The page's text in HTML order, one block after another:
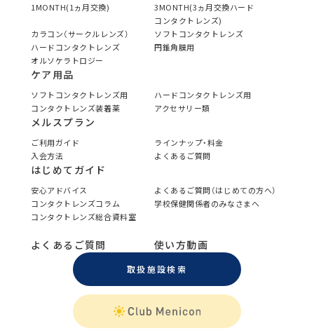
1MONTH(1ヵ月交換)
3MONTH(3ヵ月交換ハード
コンタクトレンズ)
カラコン（サークルレンズ）
ソフトコンタクトレンズ
ハードコンタクトレンズ
円錐角膜用
オルソケラトロジー
ケア用品
ソフトコンタクトレンズ用
ハードコンタクトレンズ用
コンタクトレンズ装着薬
アクセサリー類
メルスプラン
ご利用ガイド
ラインナップ・料金
入会方法
よくあるご質問
はじめてガイド
安心アドバイス
よくあるご質問（はじめての方へ）
コンタクトレンズコラム
学校保健関係者のみなさまへ
コンタクトレンズ総合資料室
よくあるご質問 使い方動画
取扱施設検索